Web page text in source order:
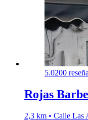
5.0200
Rojas
2,3 km • Calle Las